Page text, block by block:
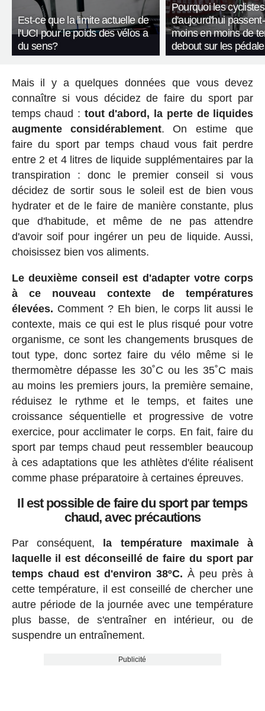
Est-ce que la limite actuelle de
l'UCI pour le poids des vélos a
du sens?
Pourquoi les cyclistes
d'aujourd'hui
moins en moins de
debout sur les
Mais il y a quelques données que vous devez
connaître si vous décidez de faire du sport par
temps chaud : tout d'abord, la perte de liquides
augmente considérablement. On estime que
faire du sport par temps chaud vous fait perdre
entre 2 et 4 litres de liquide supplémentaires par la
transpiration : donc le premier conseil si vous
décidez de sortir sous le soleil est de bien vous
hydrater et de le faire de manière constante, plus
que d'habitude, et même de ne pas attendre
d'avoir soif pour ingérer un peu de liquide. Aussi,
choisissez bien vos aliments.
Le deuxième conseil est d'adapter votre corps
à ce nouveau contexte de températures
élevées. Comment ? Eh bien, le corps lit aussi le
contexte, mais ce qui est le plus risqué pour votre
organisme, ce sont les changements brusques de
tout type, donc sortez faire du vélo même si le
thermomètre dépasse les 30˚C ou les 35˚C mais
au moins les premiers jours, la première semaine,
réduisez le rythme et le temps, et faites une
croissance séquentielle et progressive de votre
exercice, pour acclimater le corps. En fait, faire du
sport par temps chaud peut ressembler beaucoup
à ces adaptations que les athlètes d'élite réalisent
comme phase préparatoire à certaines épreuves.
Il est possible de faire du sport par temps
chaud, avec précautions
Par conséquent, la température maximale à
laquelle il est déconseillé de faire du sport par
temps chaud est d'environ 38ºC. À peu près à
cette température, il est conseillé de chercher une
autre période de la journée avec une température
plus basse, de s'entraîner en intérieur, ou de
suspendre un entraînement.
Publicité